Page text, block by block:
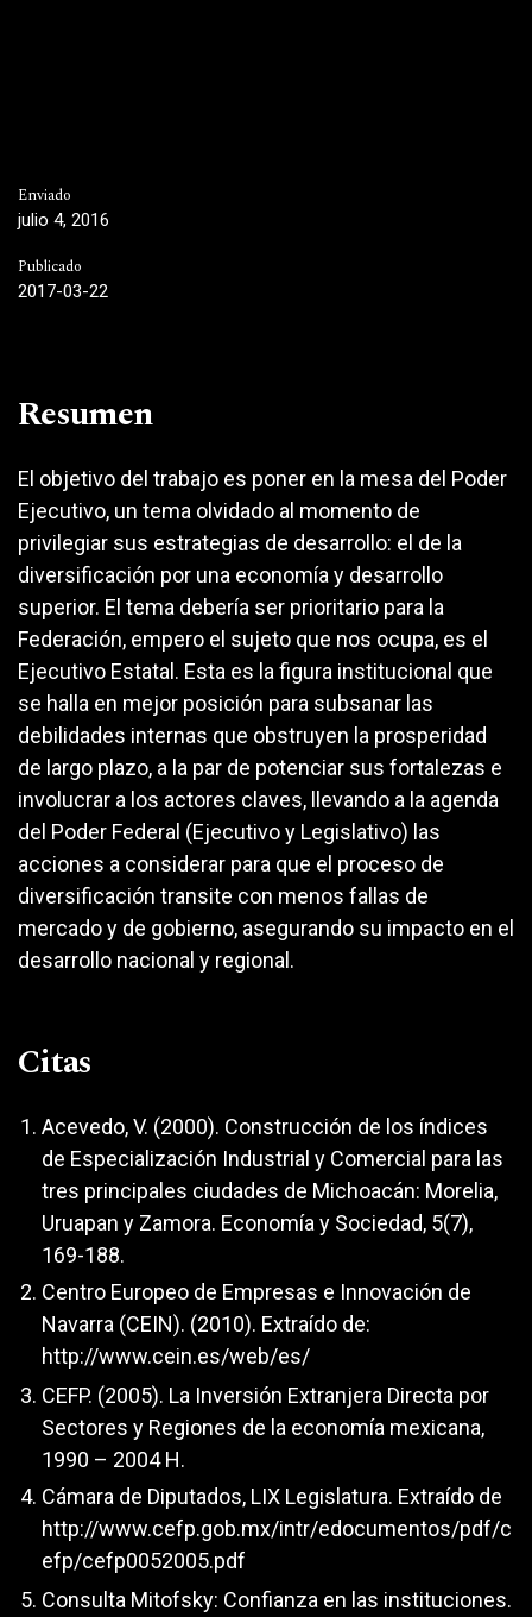
Enviado
julio 4, 2016
Publicado
2017-03-22
Resumen
El objetivo del trabajo es poner en la mesa del Poder
Ejecutivo, un tema olvidado al momento de
privilegiar sus estrategias de desarrollo: el de la
diversificación por una economía y desarrollo
superior. El tema debería ser prioritario para la
Federación, empero el sujeto que nos ocupa, es el
Ejecutivo Estatal. Esta es la figura institucional que
se halla en mejor posición para subsanar las
debilidades internas que obstruyen la prosperidad
de largo plazo, a la par de potenciar sus fortalezas e
involucrar a los actores claves, llevando a la agenda
del Poder Federal (Ejecutivo y Legislativo) las
acciones a considerar para que el proceso de
diversificación transite con menos fallas de
mercado y de gobierno, asegurando su impacto en el
desarrollo nacional y regional.
Citas
Acevedo, V. (2000). Construcción de los índices
de Especialización Industrial y Comercial para las
tres principales ciudades de Michoacán: Morelia,
Uruapan y Zamora. Economía y Sociedad, 5(7),
169-188.
Centro Europeo de Empresas e Innovación de
Navarra (CEIN). (2010). Extraído de:
http://www.cein.es/web/es/
CEFP. (2005). La Inversión Extranjera Directa por
Sectores y Regiones de la economía mexicana,
1990 – 2004 H.
Cámara de Diputados, LIX Legislatura. Extraído de
http://www.cefp.gob.mx/intr/edocumentos/pdf/c
efp/cefp0052005.pdf
Consulta Mitofsky: Confianza en las instituciones.